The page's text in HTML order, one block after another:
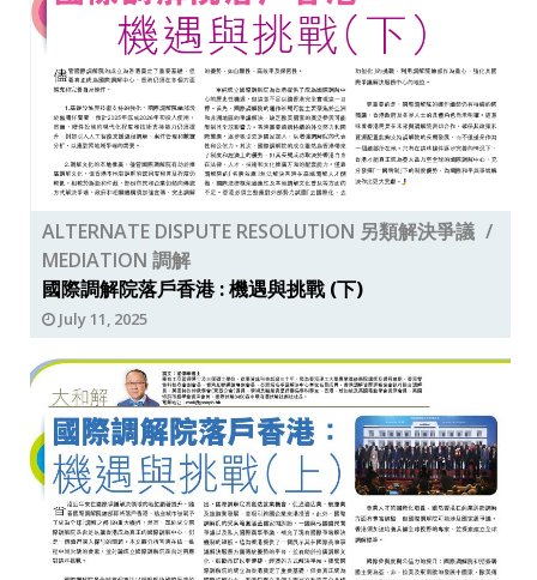
ALTERNATE DISPUTE RESOLUTION 另類解決爭議
MEDIATION 調解
國際調解院落戶香港 : 機遇與挑戰 (下)
July 11, 2025